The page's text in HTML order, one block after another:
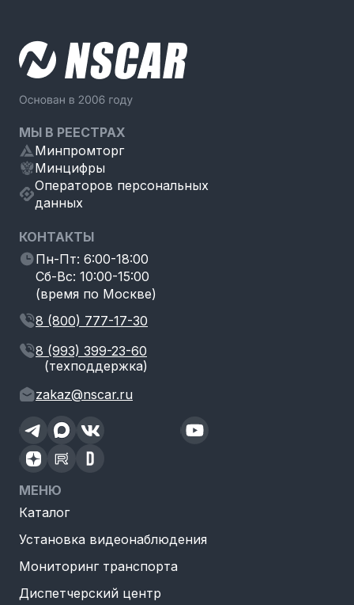
МЫ В РЕЕСТРАХ
Минпромторг
Минцифры
Операторов персональных
данных
КОНТАКТЫ
Пн-Пт: 6:00-18:00
Сб-Вс: 10:00-15:00
(время по Москве)
8 (800) 777-17-30
8 (993) 399-23-60
(техподдержка)
zakaz@nscar.ru
МЕНЮ
Каталог
Установка видеонаблюдения
Мониторинг транспорта
Диспетчерский центр